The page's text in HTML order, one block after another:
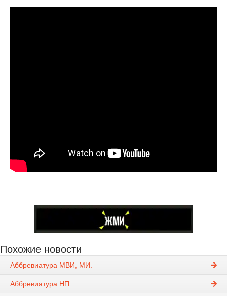
Похожие новости
Аббревиатура МВИ, МИ.
Аббревиатура НП.